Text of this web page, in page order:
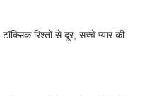
रिश्तों से दूर, सच्चे प्यार की